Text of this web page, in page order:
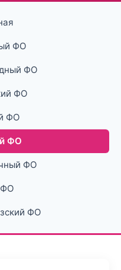
ФО
ФО
ФО
ФО
ФО
ФО
ФО